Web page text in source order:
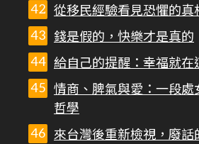
從移民經驗看見恐懼的真
錢是假的，快樂才是真的
給自己的提醒：幸福就在
情商、脾氣與愛：一段處
哲學
來台灣後重新檢視，廢話